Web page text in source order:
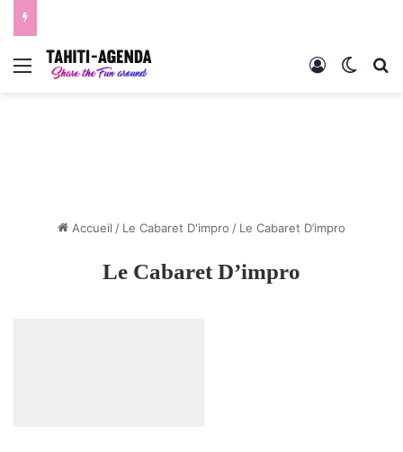
Menu Connexion
Accueil / Le Cabaret D'impro / Le Cabaret D’impro
Le Cabaret D’impro